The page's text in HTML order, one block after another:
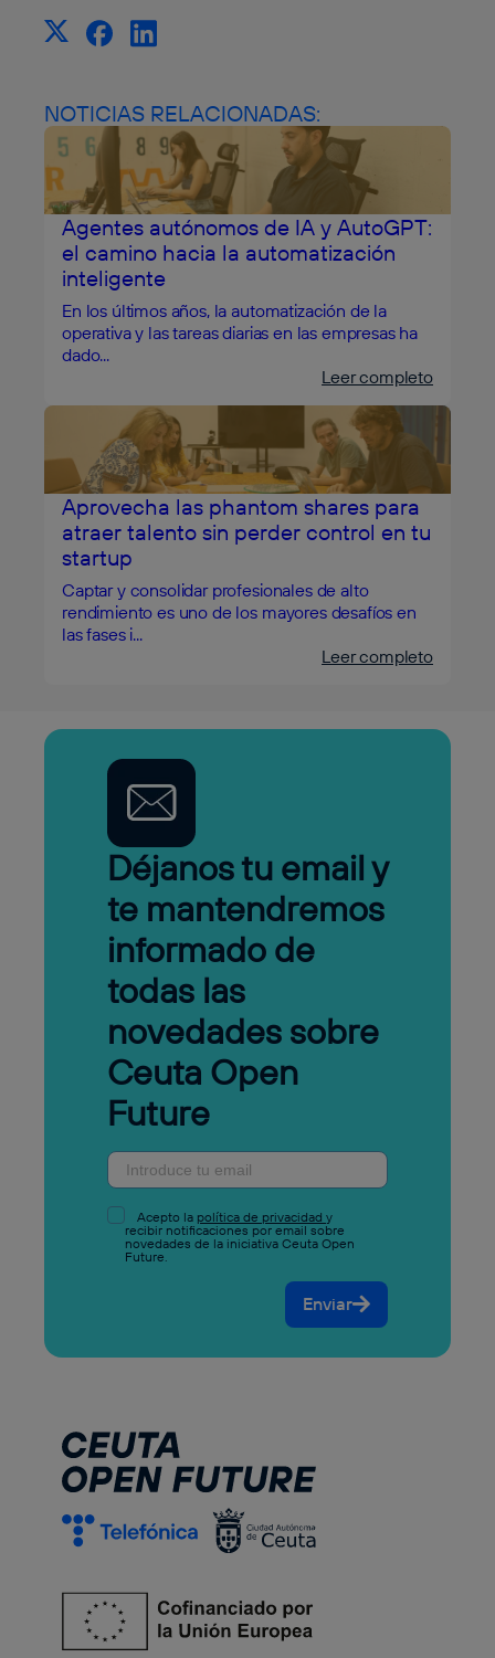
NOTICIAS RELACIONADAS:
Agentes autónomos de IA y AutoGPT:
el camino hacia la automatización
inteligente
En los últimos años, la automatización de la
operativa y las tareas diarias en las empresas ha
dado...
Leer completo
Aprovecha las phantom shares para
atraer talento sin perder control en tu
startup
Captar y consolidar profesionales de alto
rendimiento es uno de los mayores desafíos en
las fases i...
Leer completo
Déjanos tu email y
te mantendremos
informado de
todas las
novedades sobre
Ceuta Open
Future
Acepto la política de privacidad y
recibir notificaciones por email sobre
novedades de la iniciativa Ceuta Open
Future.
Enviar